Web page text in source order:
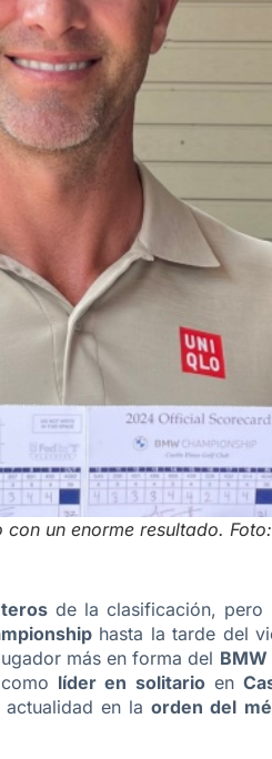
un enorme resultado. Foto:
de la clasificación,
hasta la tarde del
más en forma del
líder en solitarioen
actualidad en laorden del